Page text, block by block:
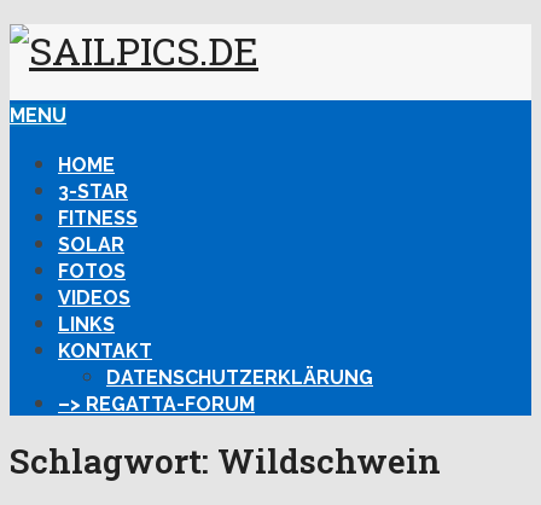
MENU
HOME
3-STAR
FITNESS
SOLAR
FOTOS
VIDEOS
LINKS
KONTAKT
DATENSCHUTZERKLÄRUNG
–> REGATTA-FORUM
Schlagwort: Wildschwein